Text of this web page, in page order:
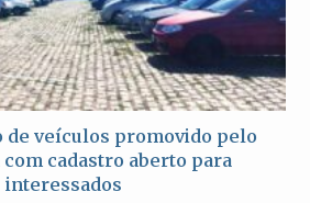
veículos promovido pelo
cadastro aberto para
interessados